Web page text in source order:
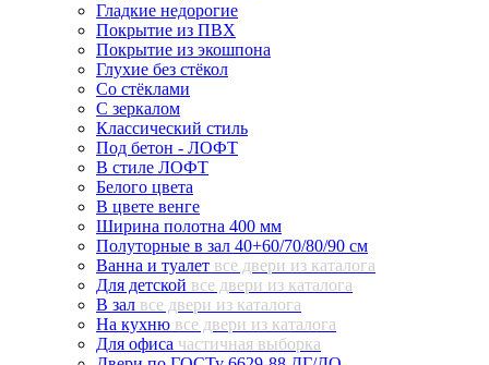
Гладкие недорогие
Покрытие из ПВХ
Покрытие из экошпона
Глухие без стёкол
Со стёклами
С зеркалом
Классический стиль
Под бетон - ЛОФТ
В стиле ЛОФТ
Белого цвета
В цвете венге
Ширина полотна 400 мм
Полуторные в зал 40+60/70/80/90 см
Ванна и туалет все двери из каталога
Для детской все двери из каталога
В зал все двери из каталога
На кухню все двери из каталога
Для офиса частичная выборка